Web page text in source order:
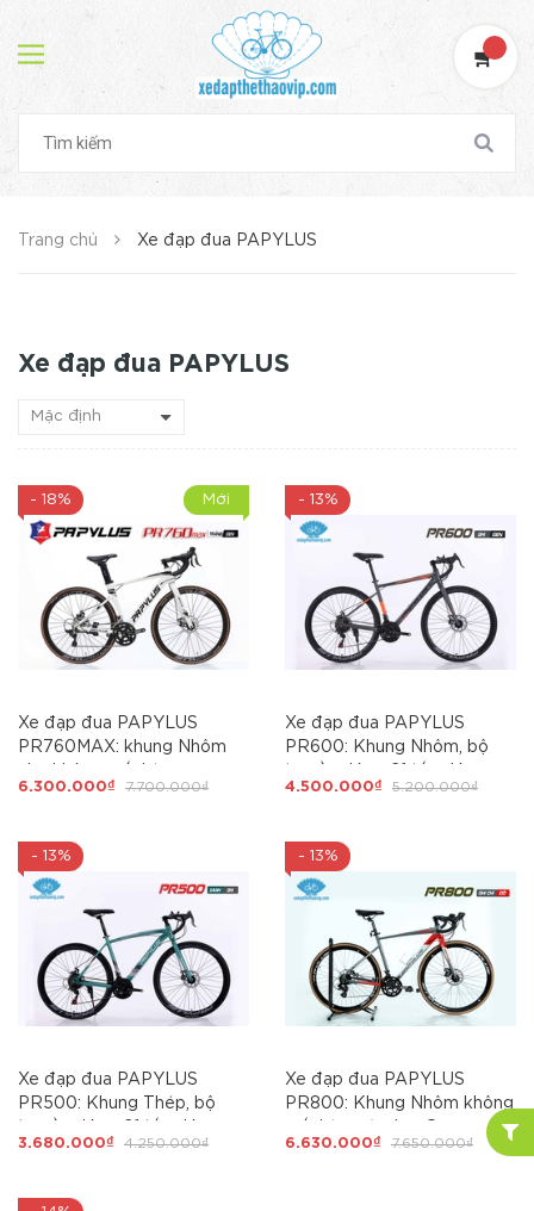
Trang chủ Xe đạp đua PAPYLUS
Xe đạp đua PAPYLUS
- 18% Mới
Xe đạp đua PAPYLUS
PR760MAX: khung Nhôm
Groupset SENSAH R7 tay
Cối nổ - Siêu Hot 2026
6.300.000₫ 7.700.000₫
- 13%
Xe đạp đua PAPYLUS
PR600: Khung Nhôm, bộ
phanh đĩa, Ngon - Rẻ bán
4.500.000₫ 5.200.000₫
- 13%
Xe đạp đua PAPYLUS
PR500: Khung Thép, bộ
phanh đĩa, GIÁ RẺ bán chạy
3.680.000₫ 4.250.000₫
- 13%
Xe đạp đua PAPYLUS
PR800: Khung Nhôm không
SHIMANO 14 tốc độ tay đề
6.630.000₫ 7.650.000₫